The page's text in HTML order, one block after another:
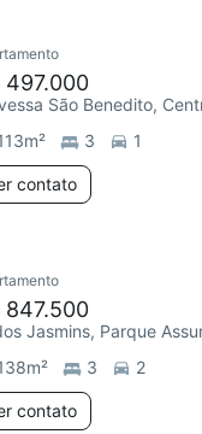
497.000
São Benedito,
m² 3 1
contato
847.500
Jasmins, Parque
m² 3 2
contato